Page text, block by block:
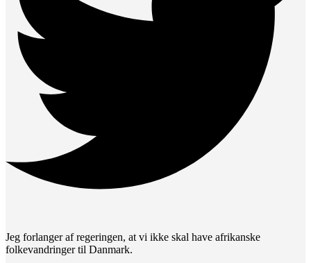
Jeg forlanger af regeringen, at vi ikke skal have afrikanske
folkevandringer til Danmark.